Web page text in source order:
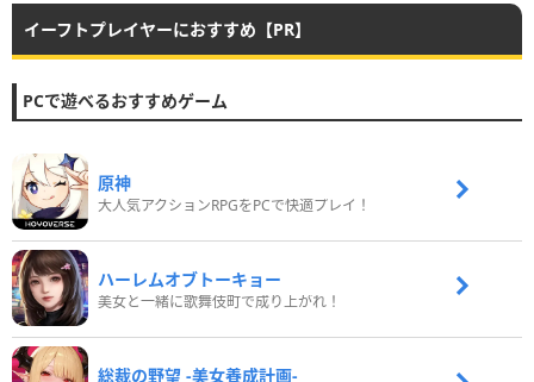
イーフトプレイヤーにおすすめ【PR】
PCで遊べるおすすめゲーム
原神
大人気アクションRPGをPCで快適プレイ！
ハーレムオブトーキョー
美女と一緒に歌舞伎町で成り上がれ！
総裁の野望 -美女養成計画-